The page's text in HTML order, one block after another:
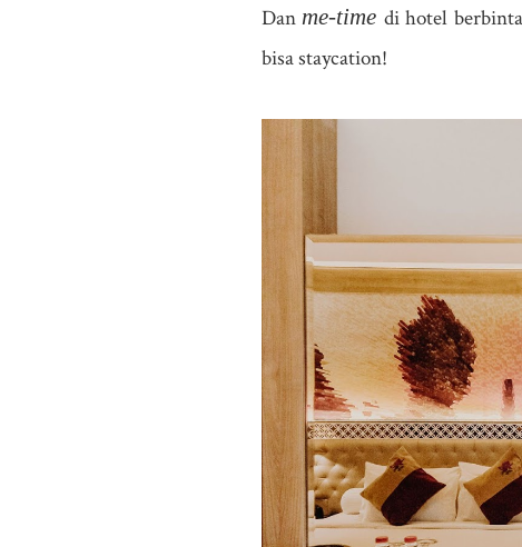
Danme-time di hotel
bisa staycation!